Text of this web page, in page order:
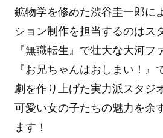
鉱物学を修めた渋谷圭一郎に
ション制作を担当するのはス
『無職転生』で壮大な大河フ
『お兄ちゃんはおしまい！』
劇を作り上げた実力派スタジ
可愛い女の子たちの魅力を余
ます！